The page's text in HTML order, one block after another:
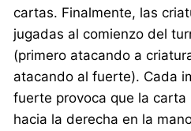
cartas. Finalmente, las
jugadas al comienzo del
(primero atacando a
atacando al fuerte). Cada
fuerte provoca que la
hacia la derecha en la